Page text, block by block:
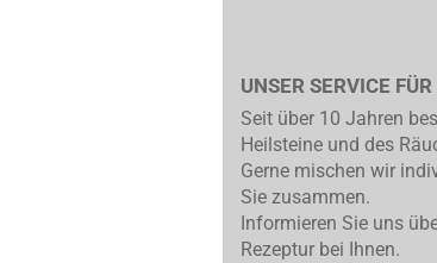
UNSER SERVICE FÜR
Seit über 10 Jahren
Heilsteine und des
Gerne mischen wir
Sie zusammen.
Informieren Sie uns
Rezeptur bei Ihnen.